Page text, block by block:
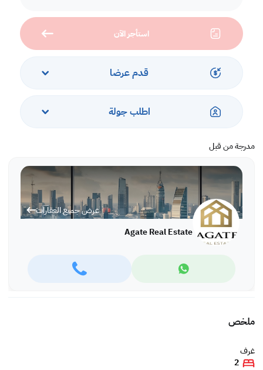
استأجر الآن
قدم عرضا
اطلب جولة
مدرجة من قبل
عرض جميع العقارات
Agate Real Estate
ملخص
غرف
2